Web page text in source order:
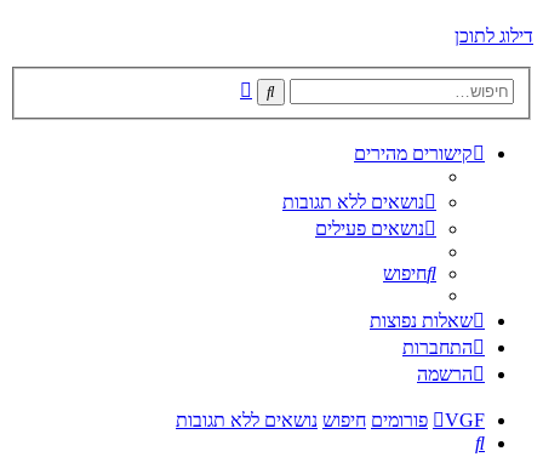
דילוג לתוכן
חיפוש
קישורים מהירים
נושאים ללא תגובות
נושאים פעילים
חיפוש
שאלות נפוצות
התחברות
הרשמה
VGF פורומים חיפוש נושאים ללא תגובות
חיפוש